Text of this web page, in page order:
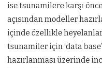
ise tsunamilere karşı
açısından modeller
içinde özellikle
tsunamiler için ‘data
hazırlanması üzerinde